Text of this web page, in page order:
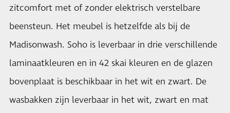
zitcomfort met of zonder elektrisch verstelbare
beensteun. Het meubel is hetzelfde als bij de
Madisonwash. Soho is leverbaar in drie verschillende
laminaatkleuren en in 42 skai kleuren en de glazen
bovenplaat is beschikbaar in het wit en zwart. De
wasbakken zijn leverbaar in het wit, zwart en mat